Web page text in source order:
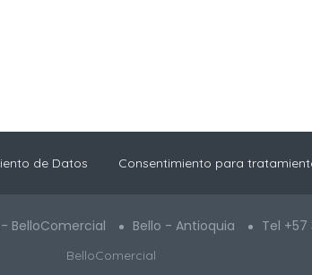
de Datos Consentimiento para
BelloComercial Bello - Antioquia Tel +57
BelloComercial